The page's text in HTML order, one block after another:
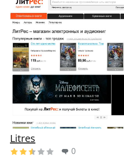
Litres
0